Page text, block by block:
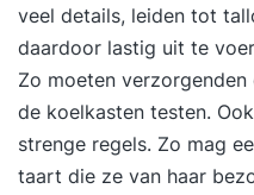
veel details, leiden tot
daardoor lastig uit te
Zo moeten
de koelkasten testen.
strenge regels. Zo mag
taart die ze van haar